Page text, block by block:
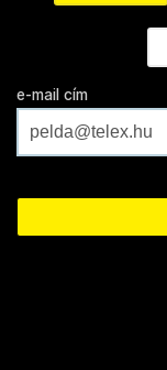
e-mail cím